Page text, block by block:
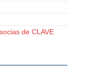
de CLAVE